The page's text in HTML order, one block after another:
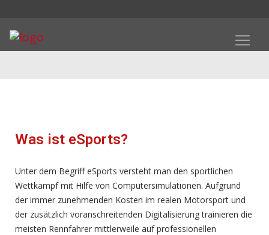
Was ist eSports?
Unter dem Begriff eSports versteht man den sportlichen
Wettkampf mit Hilfe von Computersimulationen. Aufgrund
der immer zunehmenden Kosten im realen Motorsport und
der zusätzlich voranschreitenden Digitalisierung trainieren die
meisten Rennfahrer mittlerweile auf professionellen